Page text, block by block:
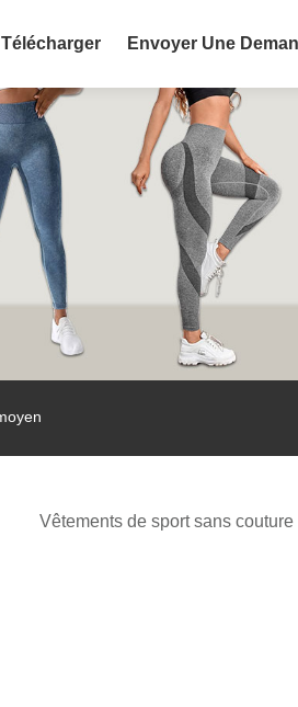
Télécharger Envoyer Une
Vêtements de sport sans couture